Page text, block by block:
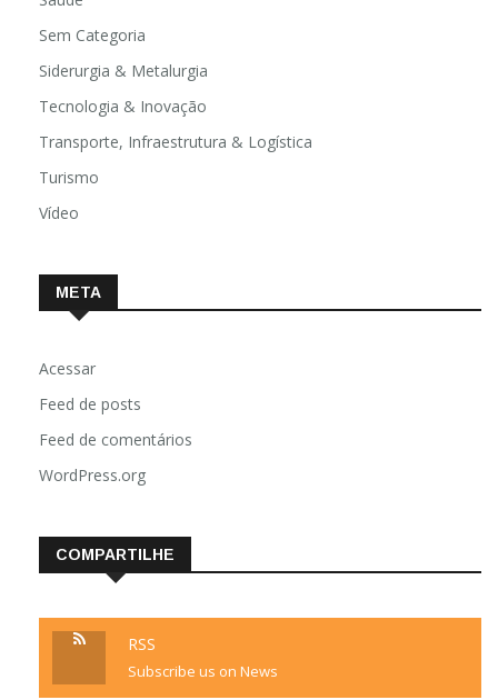
Sem Categoria
Siderurgia & Metalurgia
Tecnologia & Inovação
Transporte, Infraestrutura & Logística
Turismo
Vídeo
META
Acessar
Feed de posts
Feed de comentários
WordPress.org
COMPARTILHE
RSS
Subscribe us on News